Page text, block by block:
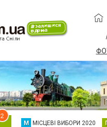
2
М МІСЦЕВІ ВИБОРИ 2020